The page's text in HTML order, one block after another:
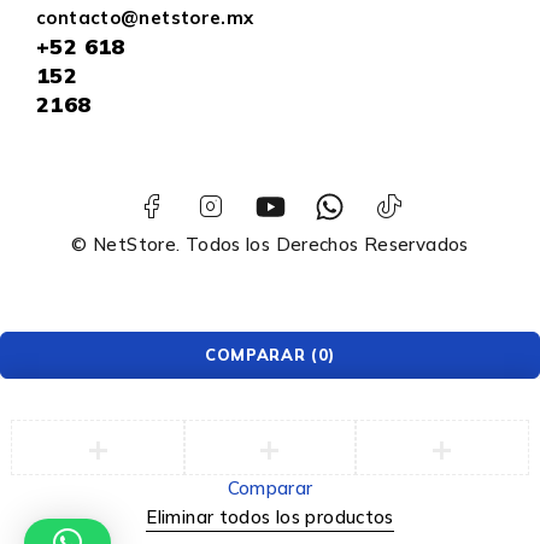
contacto@netstore.mx
+52 618
152
2168
© NetStore. Todos los Derechos Reservados
COMPARAR (0)
Comparar
Eliminar todos los productos